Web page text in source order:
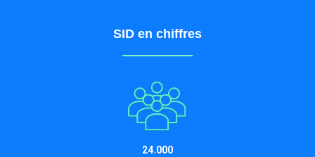
SID en chiffres
24.000